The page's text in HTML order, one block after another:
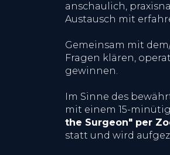
anschaulich,
Austausch mit
Gemeinsam mit
Fragen klären,
gewinnen.
Im Sinne des
mit einem 15-
the Surgeon" per
statt und wird